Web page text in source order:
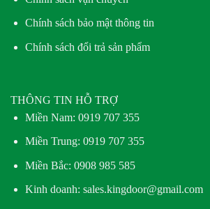
Chính sách bảo mật thông tin
Chính sách đổi trả sản phẩm
THÔNG TIN HỖ TRỢ
Miền Nam: 0919 707 355
Miền Trung: 0919 707 355
Miền Bắc: 0908 985 585
Kinh doanh: sales.kingdoor@gmail.com